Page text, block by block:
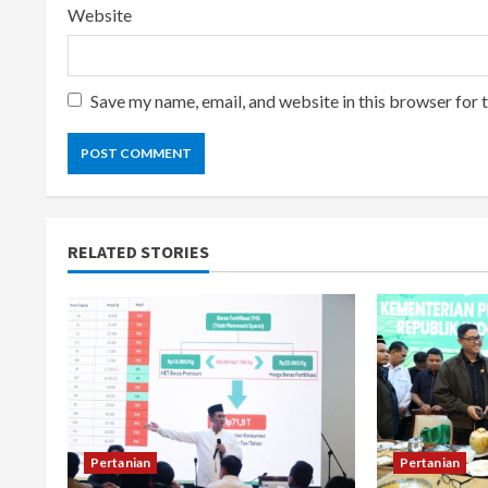
Website
Save my name, email, and website in this browser for
RELATED STORIES
Pertanian Pertanian